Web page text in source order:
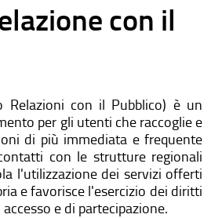
con il
Relazioni con il Pubblico) è un
per gli utenti che raccoglie e
di più immediata e frequente
con le strutture regionali
l'utilizzazione dei servizi offerti
e favorisce l'esercizio dei diritti
e di partecipazione.